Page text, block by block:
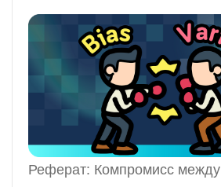
Реферат: Компромисс между